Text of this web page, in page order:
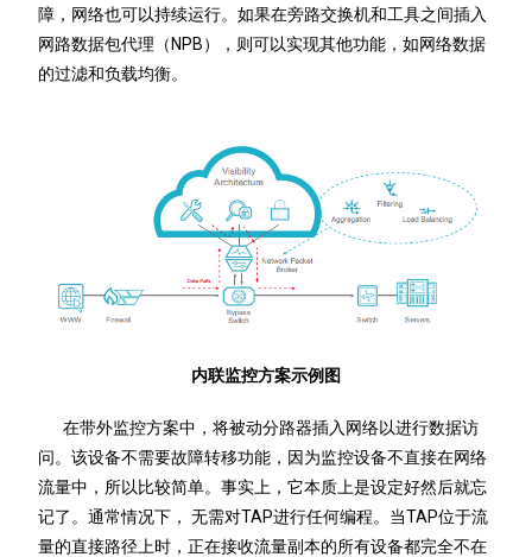
障，网络也可以持续运行。如果在旁路交换机和工具之间插入
网路数据包代理（NPB），则可以实现其他功能，如网络数据
的过滤和负载均衡。
内联监控方案示例图
在带外监控方案中，将被动分路器插入网络以进行数据访
问。该设备不需要故障转移功能，因为监控设备不直接在网络
流量中，所以比较简单。事实上，它本质上是设定好然后就忘
记了。通常情况下， 无需对TAP进行任何编程。当TAP位于流
量的直接路径上时，正在接收流量副本的所有设备都完全不在